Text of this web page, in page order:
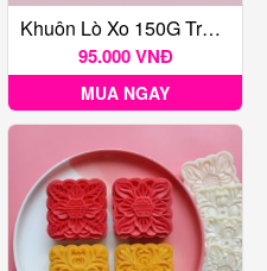
Khuôn Lò Xo 150G Tròn 4M Bách Hoa
95.000 VNĐ
MUA NGAY